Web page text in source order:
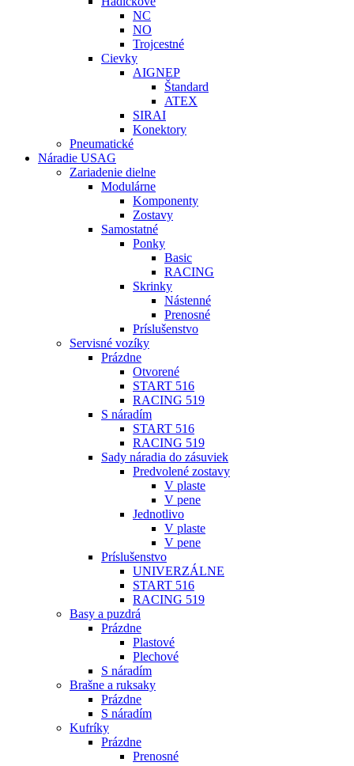
NC
NO
Trojcestné
Cievky
AIGNEP
Štandard
ATEX
SIRAI
Konektory
Pneumatické
Náradie USAG
Zariadenie dielne
Modulárne
Komponenty
Zostavy
Samostatné
Ponky
Basic
RACING
Skrinky
Nástenné
Prenosné
Príslušenstvo
Servisné vozíky
Prázdne
Otvorené
START 516
RACING 519
S náradím
START 516
RACING 519
Sady náradia do zásuviek
Predvolené zostavy
V plaste
V pene
Jednotlivo
V plaste
V pene
Príslušenstvo
UNIVERZÁLNE
START 516
RACING 519
Basy a puzdrá
Prázdne
Plastové
Plechové
S náradím
Brašne a ruksaky
Prázdne
S náradím
Kufríky
Prázdne
Prenosné